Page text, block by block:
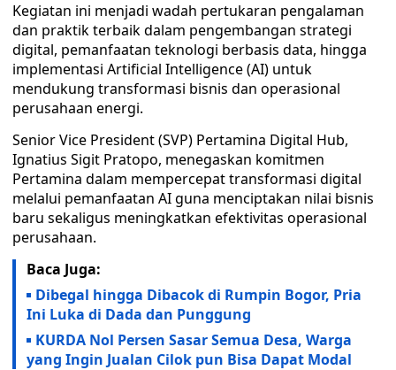
Kegiatan ini menjadi wadah pertukaran pengalaman
dan praktik terbaik dalam pengembangan strategi
digital, pemanfaatan teknologi berbasis data, hingga
implementasi Artificial Intelligence (AI) untuk
mendukung transformasi bisnis dan operasional
perusahaan energi.
Senior Vice President (SVP) Pertamina Digital Hub,
Ignatius Sigit Pratopo, menegaskan komitmen
Pertamina dalam mempercepat transformasi digital
melalui pemanfaatan AI guna menciptakan nilai bisnis
baru sekaligus meningkatkan efektivitas operasional
perusahaan.
Baca Juga:
Dibegal hingga Dibacok di Rumpin Bogor, Pria
Ini Luka di Dada dan Punggung
KURDA Nol Persen Sasar Semua Desa, Warga
yang Ingin Jualan Cilok pun Bisa Dapat Modal